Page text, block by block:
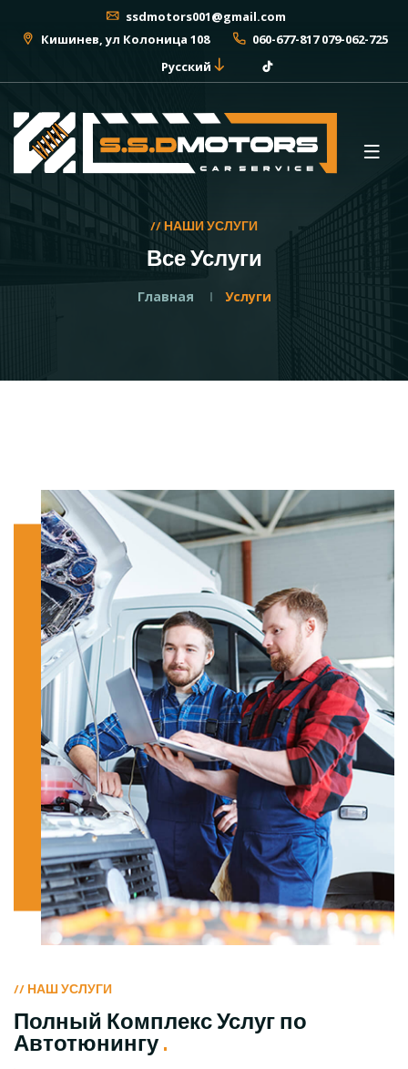
ssdmotors001@gmail.com
Кишинев, ул Колоница 108
060-677-817 079-062-725
Русский
// НАШИ УСЛУГИ
Все Услуги
Главная Услуги
// НАШ УСЛУГИ
Полный Комплекс Услуг по
Автотюнингу .